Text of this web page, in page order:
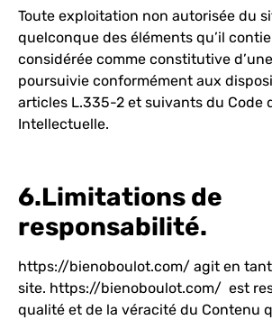
Toute exploitation non autorisée du
quelconque des éléments qu’il
considérée comme constitutive
poursuivie conformément aux
articles L.335-2 et suivants du Code
Intellectuelle.
6.Limitations de
responsabilité.
https://bienoboulot.com/ agit en
site. https://bienoboulot.com/ est
qualité et de la véracité du Contenu